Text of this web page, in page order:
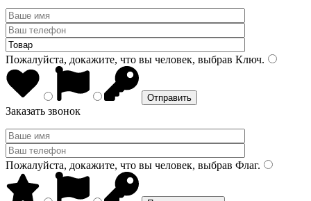
Пожалуйста, докажите, что вы человек, выбрав Ключ.
Заказать звонок
Пожалуйста, докажите, что вы человек, выбрав Флаг.